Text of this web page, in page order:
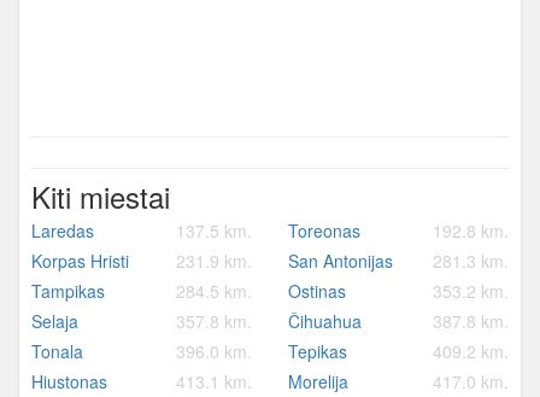
Kiti miestai
Laredas 137.5 km. Toreonas
192.8 km.
Korpas Hristi
231.9 km. San Antonijas
281.3 km.
Tampikas
284.5 km. Ostinas
353.2 km.
Selaja
357.8 km. Čihuahua
387.8 km.
Tonala
396.0 km. Tepikas
409.2 km.
Hiustonas
413.1 km. Morelija 417.0 km.